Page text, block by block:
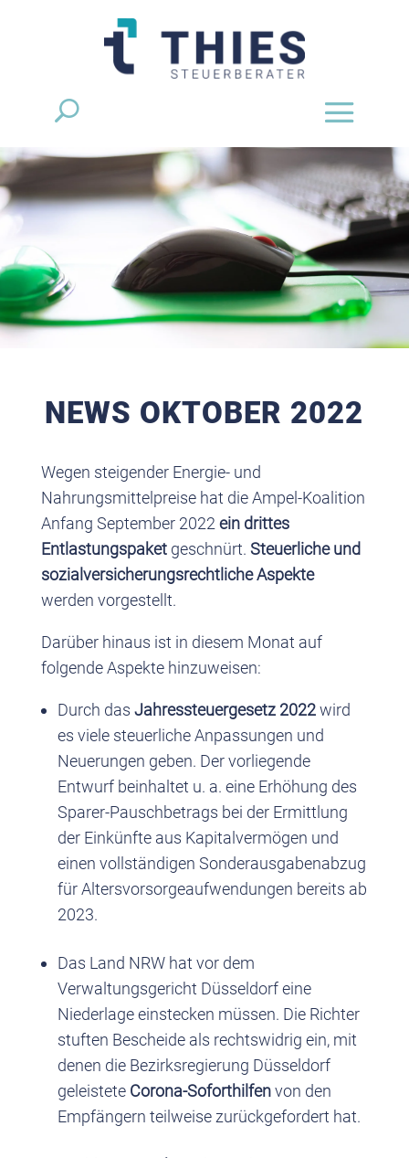
NEWS OKTOBER 2022
Wegen steigender Energie- und
Nahrungsmittelpreise hat die Ampel-Koalition
Anfang September 2022 ein drittes
Entlastungspaketgeschnürt. Steuerliche und
sozialversicherungsrechtliche Aspekte
werden vorgestellt.
Darüber hinaus ist in diesem Monat auf
folgende Aspekte hinzuweisen:
Durch das Jahressteuergesetz 2022wird
es viele steuerliche Anpassungen und
Neuerungen geben. Der vorliegende
Entwurf beinhaltet u. a. eine Erhöhung des
Sparer-Pauschbetrags bei der Ermittlung
der Einkünfte aus Kapitalvermögen und
einen vollständigen Sonderausgabenabzug
für Altersvorsorgeaufwendungen bereits ab
2023.
Das Land NRW hat vor dem
Verwaltungsgericht Düsseldorf eine
Niederlage einstecken müssen. Die Richter
stuften Bescheide als rechtswidrig ein, mit
denen die Bezirksregierung Düsseldorf
geleistete Corona-Soforthilfenvon den
Empfängern teilweise zurückgefordert hat.